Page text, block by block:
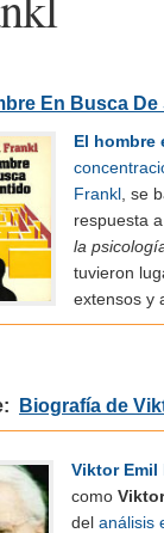
En Busca
El hombre
Frankl , se
respuesta
la
tuvieron
extensos y
Biografía de
Viktor Emil
como
del análisis